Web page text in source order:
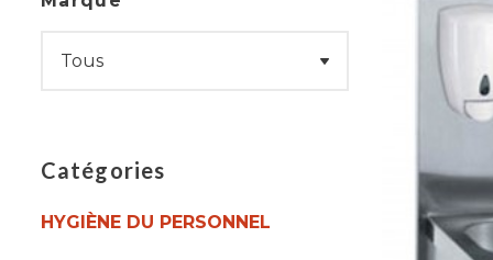
Catégories
HYGIÈNE DU PERSONNEL